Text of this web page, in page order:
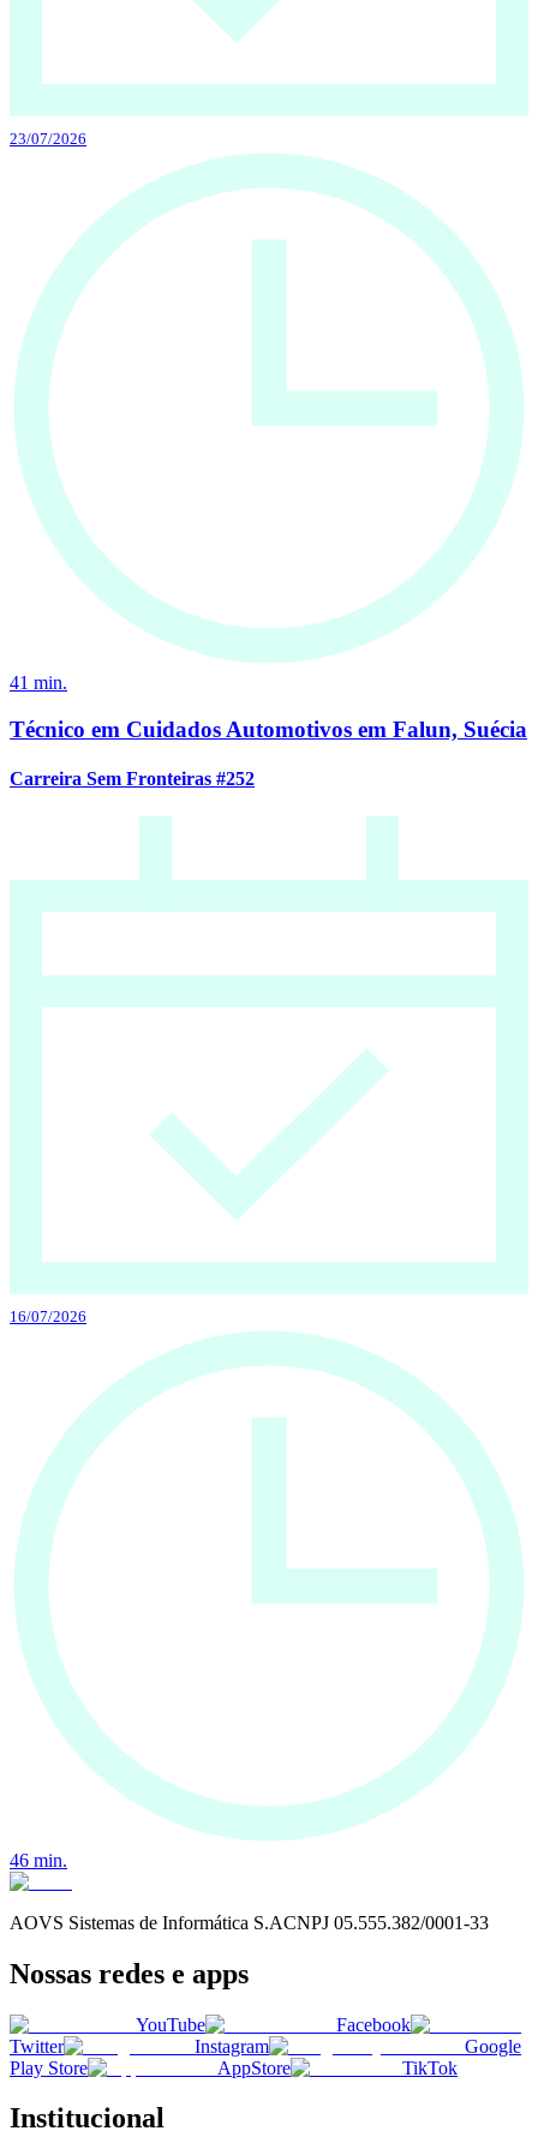
23/07/2026
41 min.
Técnico em Cuidados Automotivos em Falun, Suécia
Carreira Sem Fronteiras #252
16/07/2026
46 min.
AOVS Sistemas de Informática S.ACNPJ 05.555.382/0001-33
Nossas redes e apps
YouTube
Facebook
Twitter
Instagram
Google
Play Store
AppStore TikTok
Institucional